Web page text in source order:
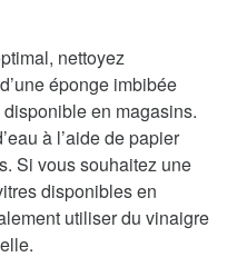
nettoyez
éponge imbibée
en magasins.
à l’aide de papier
Si vous souhaitez une
disponibles en
utiliser du vinaigre